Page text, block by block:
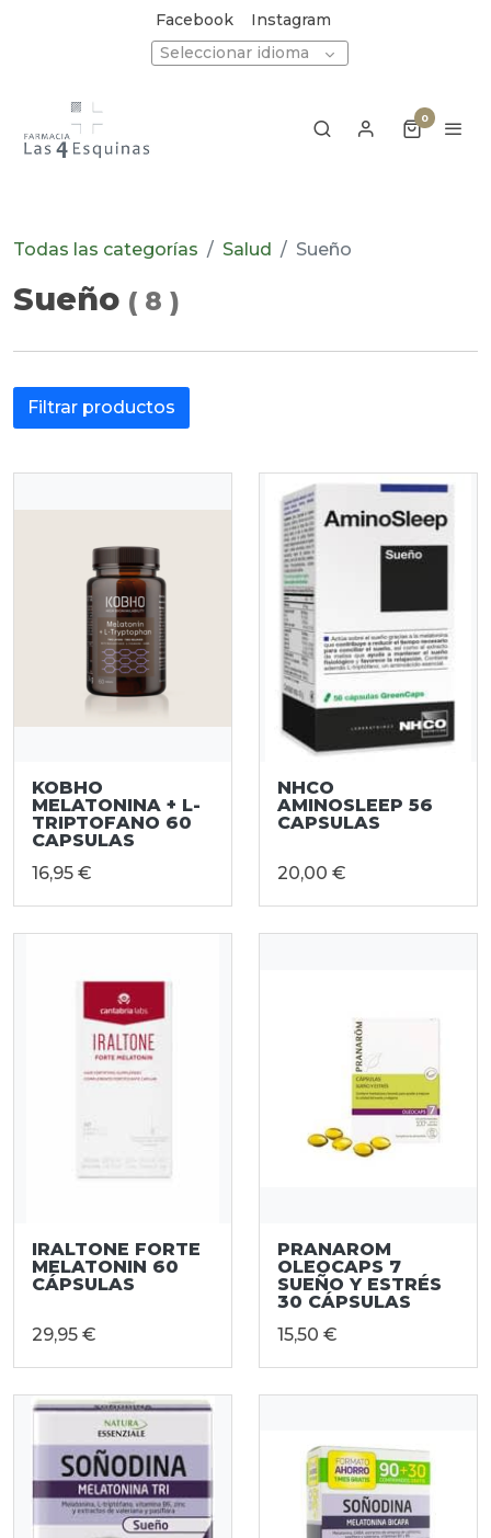
Facebook
Instagram
Seleccionar idioma
0
Todas las categorías Salud Sueño
Sueño ( 8 )
Filtrar productos
KOBHO
MELATONINA + L-
TRIPTOFANO 60
CAPSULAS
16,95 €
NHCO
AMINOSLEEP 56
CAPSULAS
20,00 €
IRALTONE FORTE
MELATONIN 60
CÁPSULAS
29,95 €
PRANAROM
OLEOCAPS 7
SUEÑO Y ESTRÉS
30 CÁPSULAS
15,50 €